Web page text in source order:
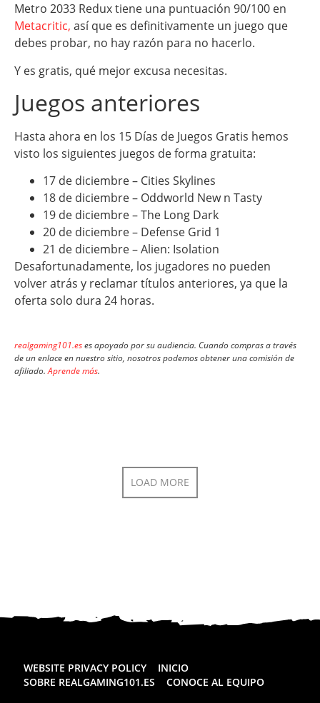
Metro 2033 Redux tiene una puntuación 90/100 en
Metacritic, así que es definitivamente un juego que
debes probar, no hay razón para no hacerlo.
Y es gratis, qué mejor excusa necesitas.
Juegos anteriores
Hasta ahora en los 15 Días de Juegos Gratis hemos
visto los siguientes juegos de forma gratuita:
17 de diciembre – Cities Skylines
18 de diciembre – Oddworld New n Tasty
19 de diciembre – The Long Dark
20 de diciembre – Defense Grid 1
21 de diciembre – Alien: Isolation
Desafortunadamente, los jugadores no pueden
volver atrás y reclamar títulos anteriores, ya que la
oferta solo dura 24 horas.
realgaming101.eses apoyado por su audiencia. Cuando compras a través
de un enlace en nuestro sitio, nosotros podemos obtener una comisión de
afiliado.Aprende más.
LOAD MORE
WEBSITE PRIVACY POLICY
INICIO
SOBRE REALGAMING101.ES
CONOCE AL EQUIPO